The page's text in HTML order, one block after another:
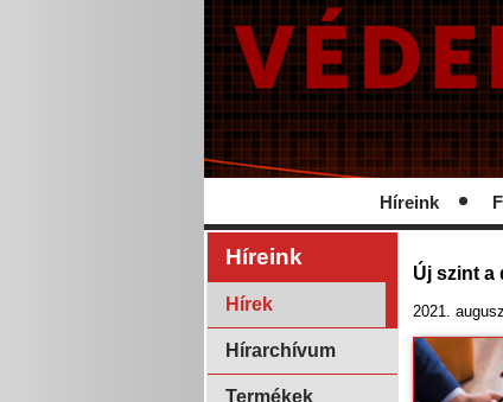
Híreink
Híreink
Hírek
Hírarchívum
Termékek
Új szint a
2021.